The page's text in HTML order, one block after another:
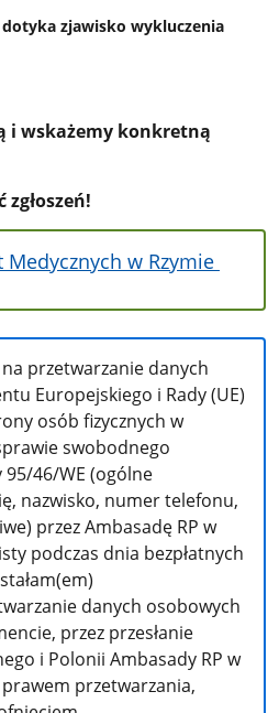
zjawisko wykluczenia
i wskażemy konkretną
Medycznych w Rzymie
przetwarzanie danych
Europejskiego i Rady (UE)
osób fizycznych w
swobodnego
46/WE (ogólne
nazwisko, numer telefonu,
przez Ambasadę RP w
podczas dnia bezpłatnych
danych osobowych
przez przesłanie
i Polonii Ambasady RP w
prawem przetwarzania,